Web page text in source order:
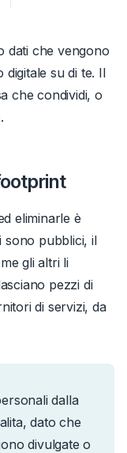
dati che vengono
su di te. Il
che condividi, o
eliminarle è
sono pubblici, il
gli altri li
pezzi di
di servizi, da
dalla
dato che
divulgate o